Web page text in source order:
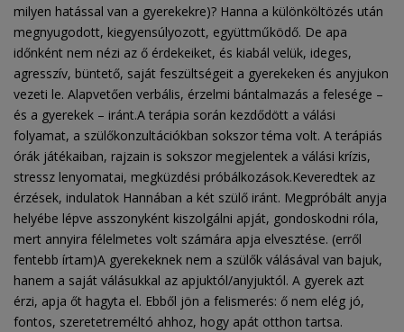
milyen hatással van a gyerekekre)? Hanna a különköltözés után
megnyugodott, kiegyensúlyozott, együttműködő. De apa
időnként nem nézi az ő érdekeiket, és kiabál velük, ideges,
agresszív, büntető, saját feszültségeit a gyerekeken és anyjukon
vezeti le. Alapvetően verbális, érzelmi bántalmazás a felesége –
és a gyerekek – iránt.A terápia során kezdődött a válási
folyamat, a szülőkonzultációkban sokszor téma volt. A terápiás
órák játékaiban, rajzain is sokszor megjelentek a válási krízis,
stressz lenyomatai, megküzdési próbálkozások.Keveredtek az
érzések, indulatok Hannában a két szülő iránt. Megpróbált anyja
helyébe lépve asszonyként kiszolgálni apját, gondoskodni róla,
mert annyira félelmetes volt számára apja elvesztése. (erről
fentebb írtam)A gyerekeknek nem a szülők válásával van bajuk,
hanem a saját válásukkal az apjuktól/anyjuktól. A gyerek azt
érzi, apja őt hagyta el. Ebből jön a felismerés: ő nem elég jó,
fontos, szeretetreméltó ahhoz, hogy apát otthon tartsa.